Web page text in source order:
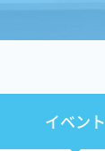
イベント